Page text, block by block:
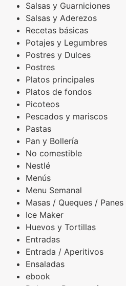
Salsas y Guarniciones
Salsas y Aderezos
Recetas básicas
Potajes y Legumbres
Postres y Dulces
Postres
Platos principales
Platos de fondos
Picoteos
Pescados y mariscos
Pastas
Pan y Bollería
No comestible
Nestlé
Menús
Menu Semanal
Masas / Queques / Panes
Ice Maker
Huevos y Tortillas
Entradas
Entrada / Aperitivos
Ensaladas
ebook